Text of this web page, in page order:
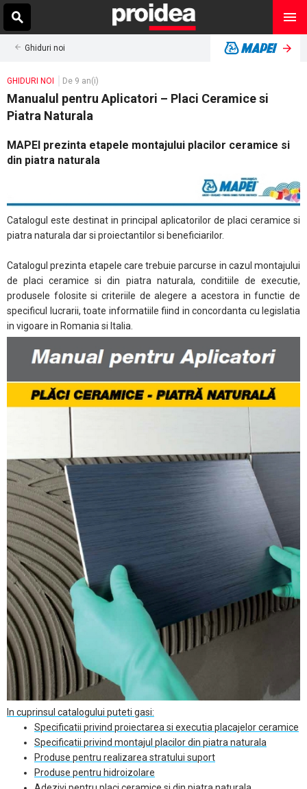
Ghiduri noi
GHIDURI NOI De 9 an(i)
Manualul pentru Aplicatori – Placi Ceramice si
Piatra Naturala
MAPEI prezinta etapele montajului placilor ceramice si
din piatra naturala
Catalogul este destinat in principal aplicatorilor de placi ceramice si
piatra naturala dar si proiectantilor si beneficiarilor.
Catalogul prezinta etapele care trebuie parcurse in cazul montajului
de placi ceramice si din piatra naturala, conditiile de executie,
produsele folosite si criteriile de alegere a acestora in functie de
specificul lucrarii, toate informatiile fiind in concordanta cu legislatia
in vigoare in Romania si Italia.
In cuprinsul catalogului puteti gasi:
Specificatii privind proiectarea si executia placajelor ceramice
Specificatii privind montajul placilor din piatra naturala
Produse pentru realizarea stratului suport
Produse pentru hidroizolare